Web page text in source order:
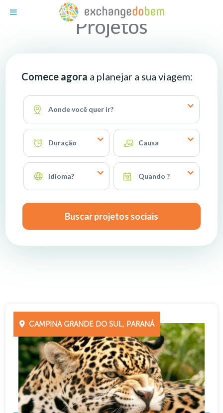
Projetos
Comece agora a planejar a sua viagem:
Aonde você quer ir?
Duração Causa
idioma? Quando ?
Buscar projetos sociais
CAMPINA GRANDE DO SUL, PARANÁ
Exchange do Bem